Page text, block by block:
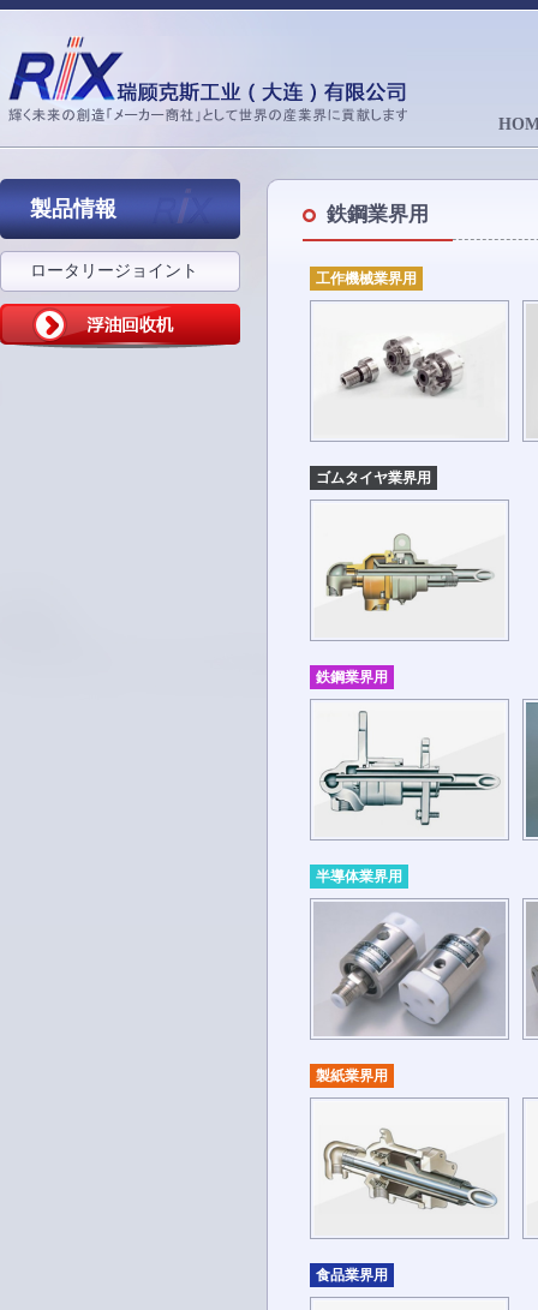
製品情報
ロータリージョイント
鉄鋼業界用
工作機械業界用
ゴムタイヤ業界用
鉄鋼業界用
半導体業界用
製紙業界用
食品業界用